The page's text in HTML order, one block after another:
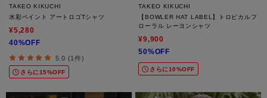
TAKEO KIKUCHI
水彩ペイント アートロゴTシャツ
¥5,280
40%OFF
5.0 (1件)
さらに15%OFF
TAKEO KIKUCHI
【BOWLER HAT LABEL】トロピカルフ
ローラル レーヨンシャツ
¥9,900
50%OFF
さらに10%OFF